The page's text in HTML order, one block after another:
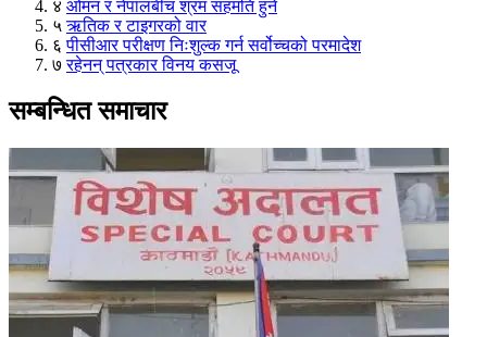
४ ओमन र नेपालबीच श्रम सहमति हुने
५ ऋतिक र टाइगरको वार
६ पीसीआर परीक्षण निःशुल्क गर्न सर्वोच्चको परमादेश
७ रहेनन् पत्रकार विनय कसजू
सम्बन्धित समाचार